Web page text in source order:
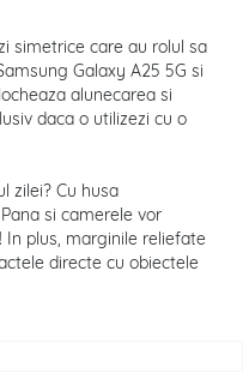
simetrice care au rolul sa
Galaxy A25 5G si
alunecarea si
daca o utilizezi cu o
zilei? Cu husa
si camerele vor
In plus, marginile reliefate
directe cu obiectele